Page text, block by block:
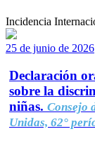
Incidencia
25 de junio de 2026
Declaración
sobre la
niñas. Consejo
Unidas, 62°